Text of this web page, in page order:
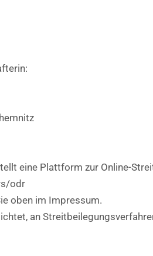
eine Plattform zur Online-
odr
oben im Impressum.
an